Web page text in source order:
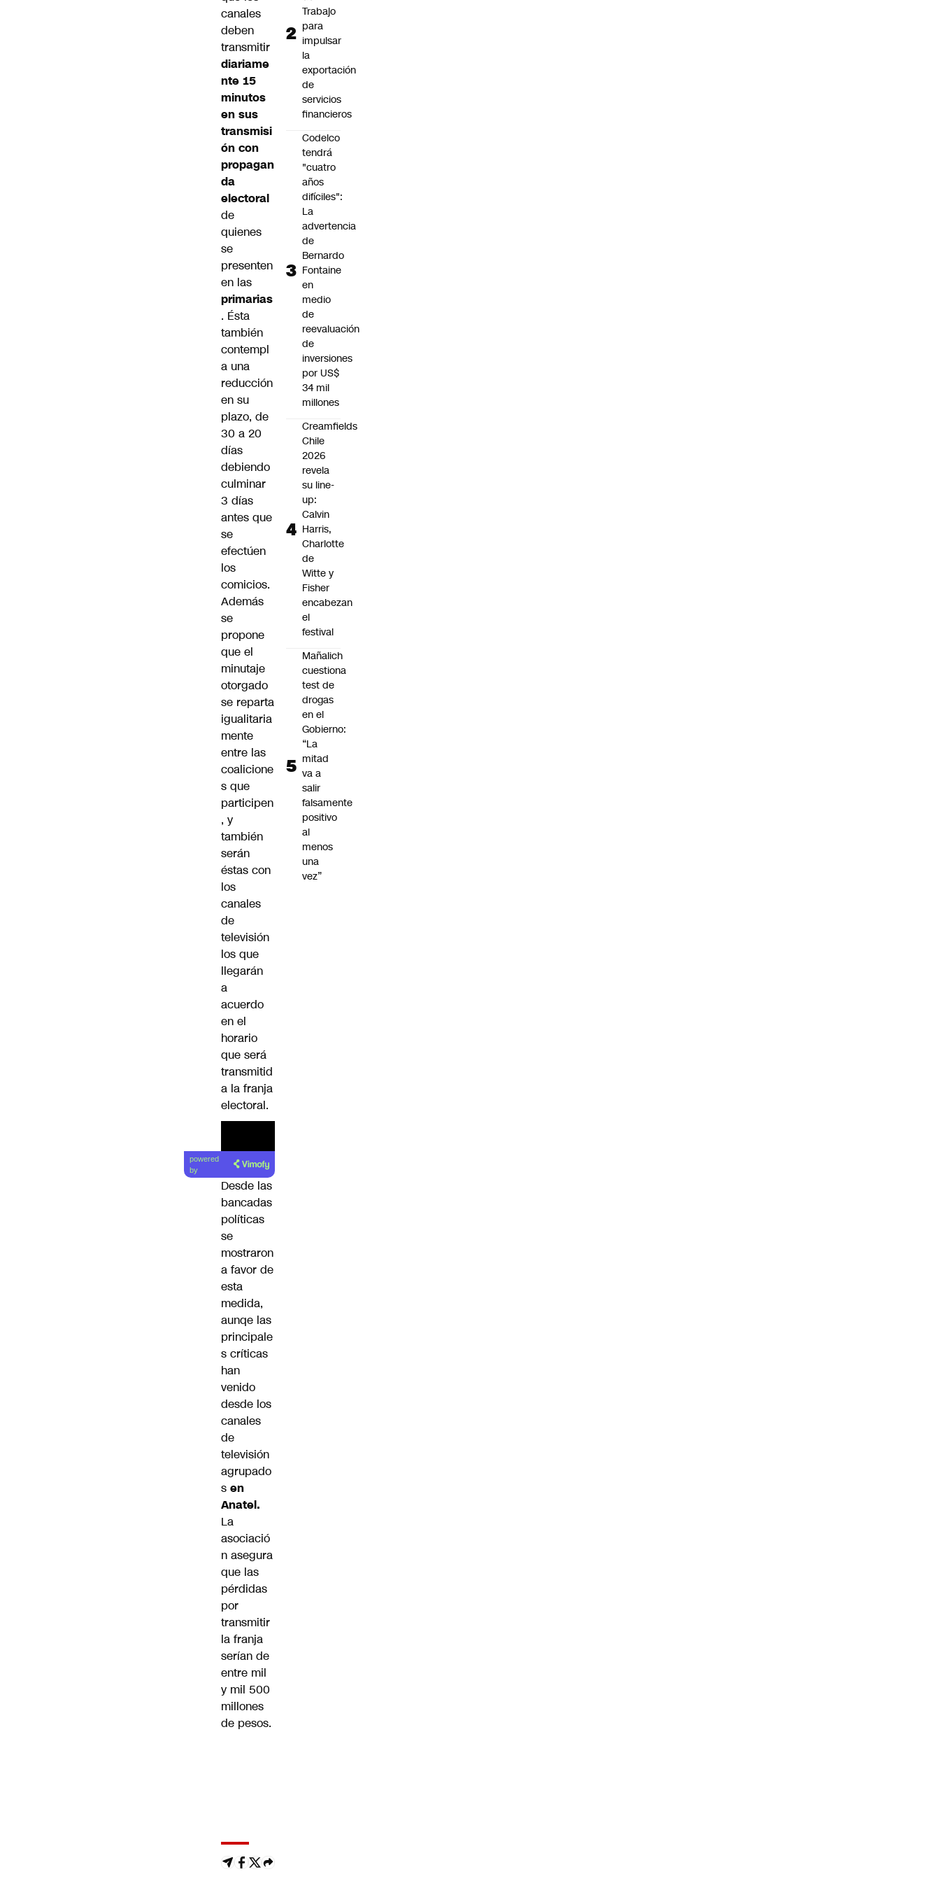
canales
deben
transmitir
diariame
nte 15
minutos
en sus
transmisi
ón con
propagan
da
electoral
de
quienes
se
presenten
en las
primarias
. Ésta
también
contempl
a una
reducción
en su
plazo, de
30 a 20
días
debiendo
culminar
3 días
antes que
se
efectúen
los
comicios.
Además
se
propone
que el
minutaje
otorgado
se reparta
igualitaria
mente
entre las
coalicione
s que
participen
, y
también
serán
éstas con
los
canales
de
televisión
los que
llegarán
a
acuerdo
en el
horario
que será
transmitid
a la franja
electoral.
powered
by
Desde las
bancadas
políticas
se
mostraron
a favor de
esta
medida,
aunqe las
principale
s críticas
han
venido
desde los
canales
de
televisión
agrupado
s en
Anatel.
La
asociació
n asegura
que las
pérdidas
por
transmitir
la franja
serían de
entre mil
y mil 500
millones
de pesos.
Trabajo
para
impulsar
la
exportación
de
servicios
financieros
Codelco
tendrá
"cuatro
años
difíciles":
La
advertencia
de
Bernardo
Fontaine
en
medio
de
reevaluación
de
inversiones
por US$
34 mil
millones
Creamfields
Chile
2026
revela
su line-
up:
Calvin
Harris,
Charlotte
de
Witte y
Fisher
encabezan
el
festival
Mañalich
cuestiona
test de
drogas
en el
Gobierno:
“La
mitad
va a
salir
falsamente
positivo
al
menos
una
vez”